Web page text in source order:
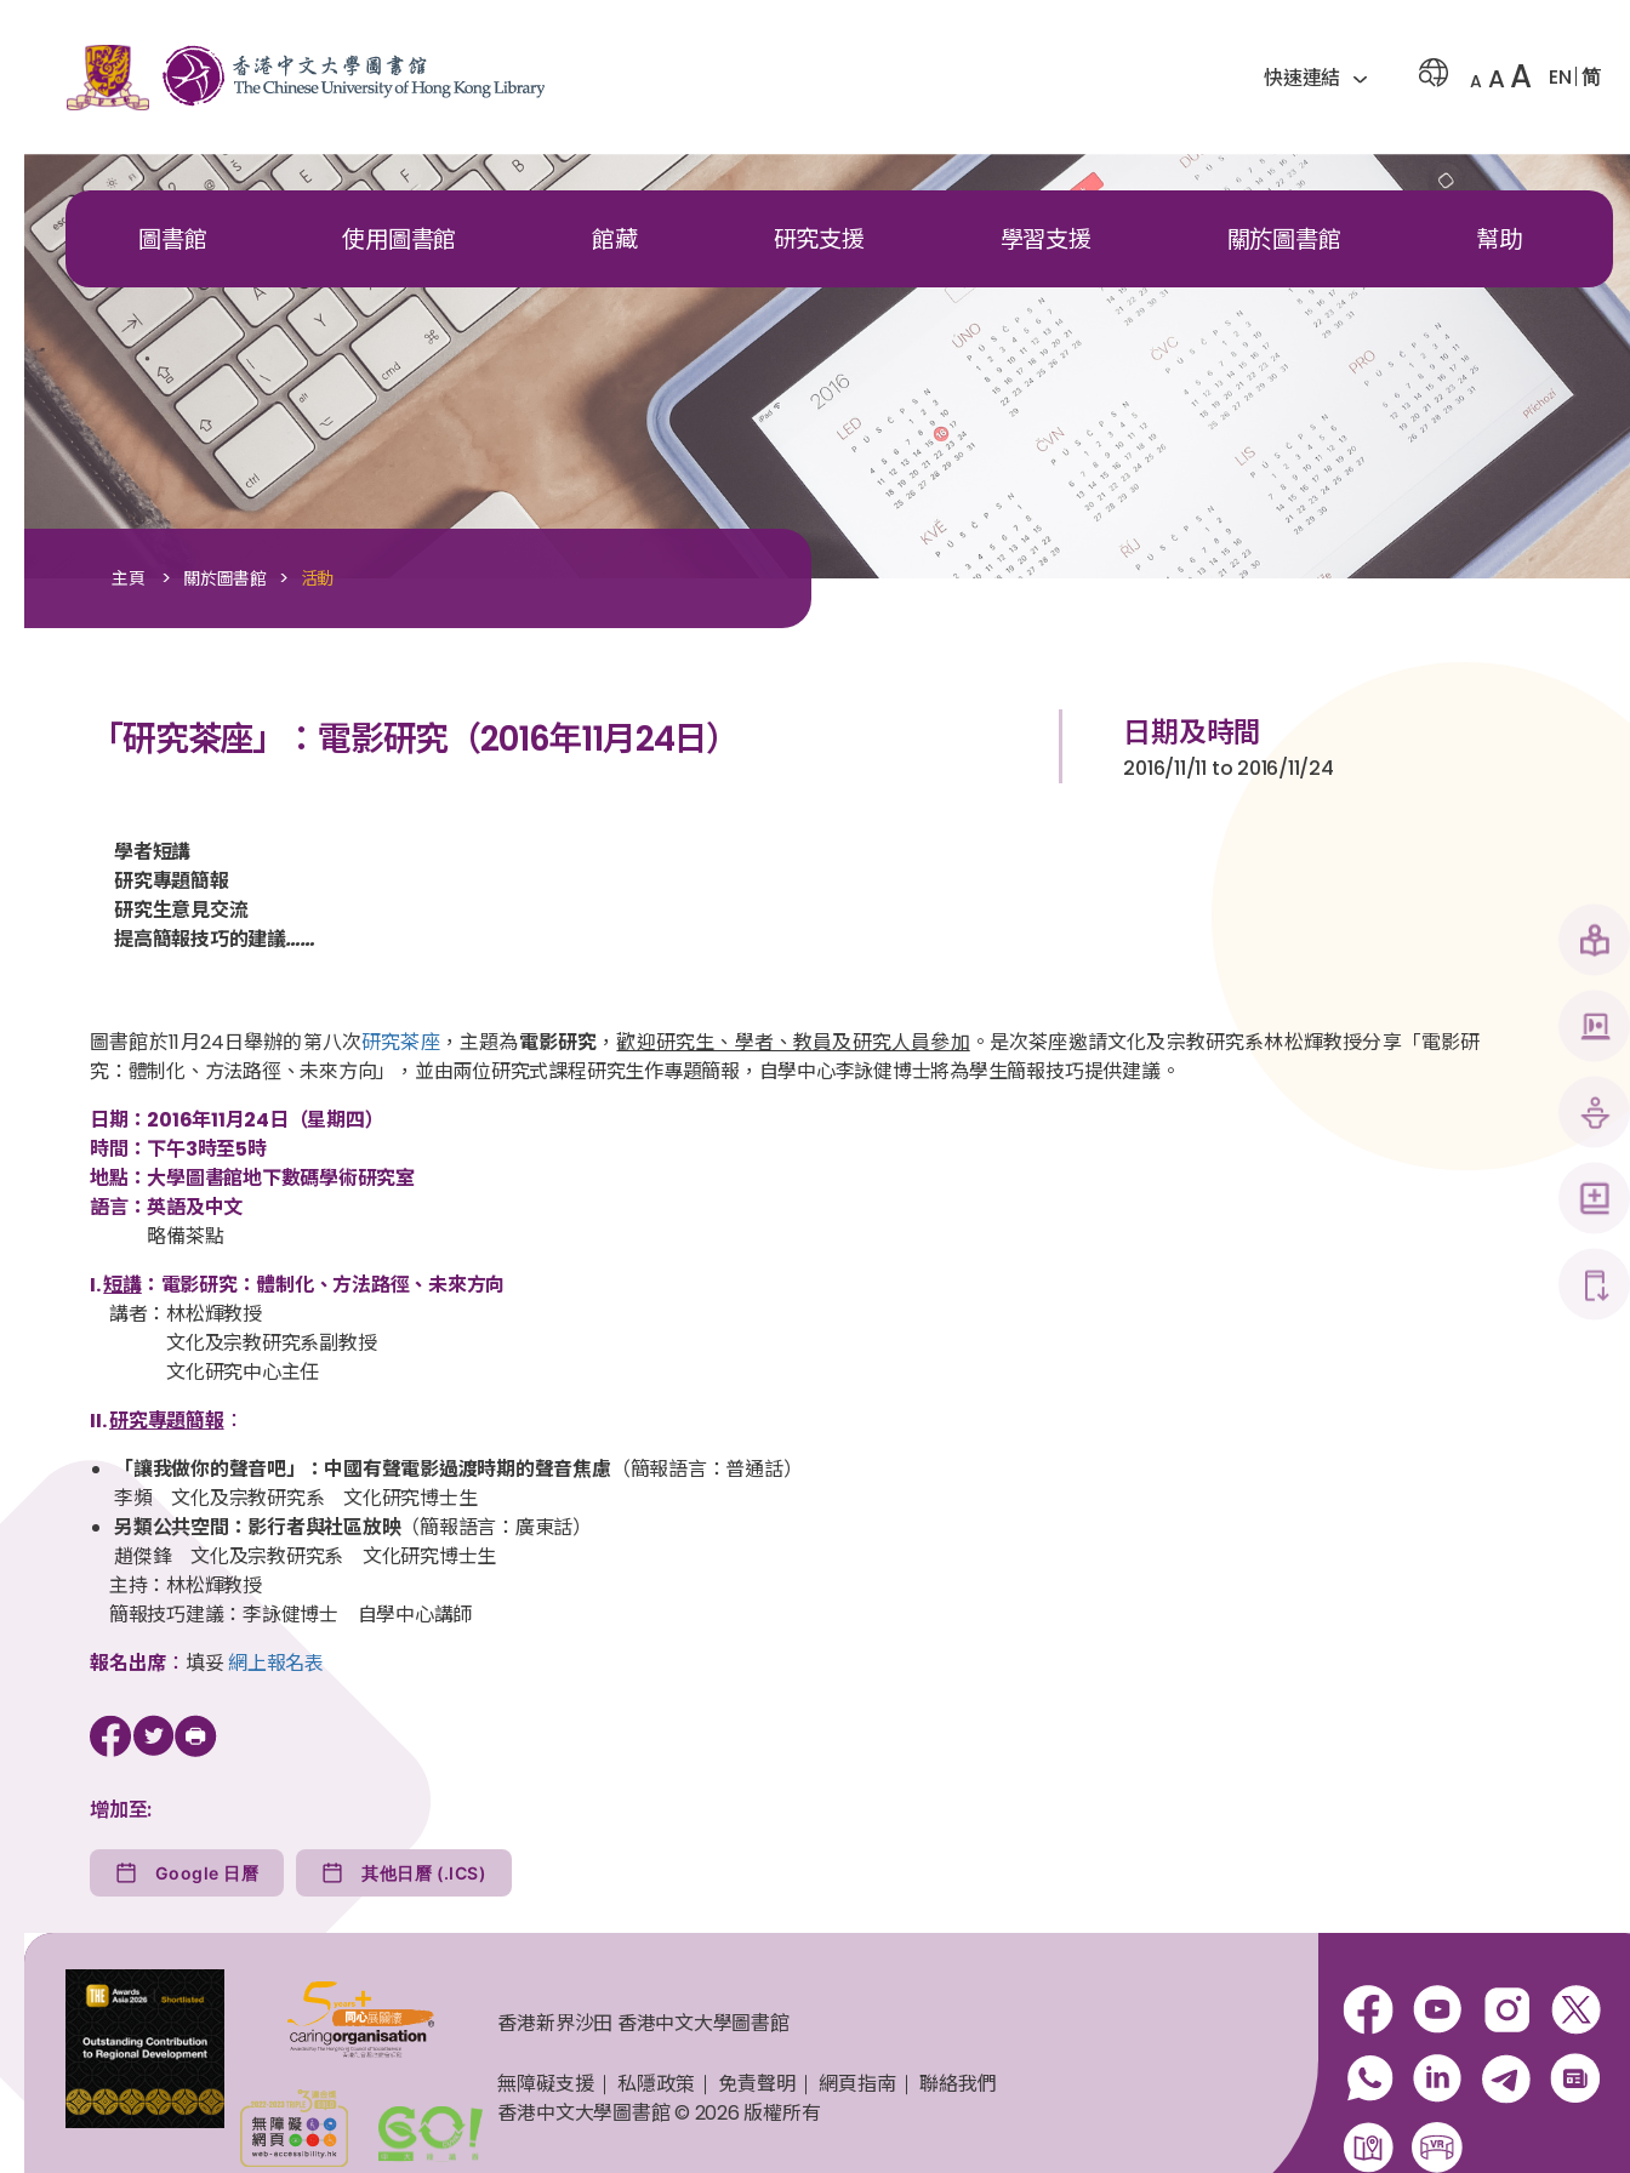
快速連結 A A A EN 简
圖書館 使用圖書館 館藏 研究支援 學習支援 關於圖書館 幫助
主頁 > 關於圖書館 > 活動
「研究茶座」：電影研究（2016年11月24日） 日期及時間
2016/11/11 to 2016/11/24
學者短講
研究專題簡報
研究生意見交流
提高簡報技巧的建議……
圖書館於11月24日舉辦的第八次研究茶座，主題為電影研究 ，歡迎研究生、學者、教員及研究人員參加 。是次茶座邀請文化及宗教研究系林松輝教授分享「電影研
究：體制化、方法路徑、未來方向」，並由兩位研究式課程研究生作專題簡報，自學中心李詠健博士將為學生簡報技巧提供建議。
日期：2016年11月24日（星期四）
時間：下午3時至5時
地點：大學圖書館地下數碼學術研究室
語言：英語及中文
略備茶點
I.短講：電影研究：體制化、方法路徑、未來方向
講者：林松輝教授
文化及宗教研究系副教授
文化研究中心主任
II.研究專題簡報：
「讓我做你的聲音吧」：中國有聲電影過渡時期的聲音焦慮 （簡報語言：普通話）
李頻 文化及宗教研究系 文化研究博士生
另類公共空間：影行者與社區放映（簡報語言：廣東話）
趙傑鋒 文化及宗教研究系 文化研究博士生
主持：林松輝教授
簡報技巧建議：李詠健博士 自學中心講師
報名出席 ： 填妥網上報名表
增加至:
Google 日曆 其他日曆 (.ICS)
香港新界沙田 香港中文大學圖書館
無障礙支援 私隱政策 免責聲明 網頁指南
聯絡我們
香港中文大學圖書館 © 2026 版權所有